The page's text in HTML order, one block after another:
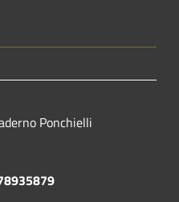
Ponchielli